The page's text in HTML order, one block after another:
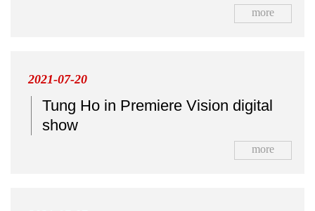
more
2021-07-20
Tung Ho in Premiere Vision digital
show
more